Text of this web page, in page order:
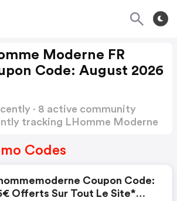
Moderne FR
Code: August 2026
· 8 active community
tracking LHomme Moderne
Codes
Coupon Code:
Offerts Sur Tout Le Site*